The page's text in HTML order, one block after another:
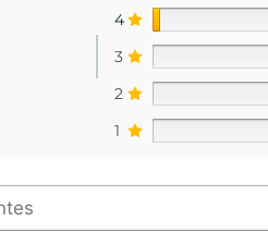
4
3
2
1